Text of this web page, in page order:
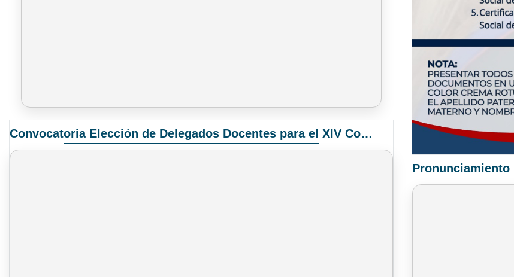
Convocatoria Elección de Delegados Docentes para el XIV Congreso Nacional de Universidades